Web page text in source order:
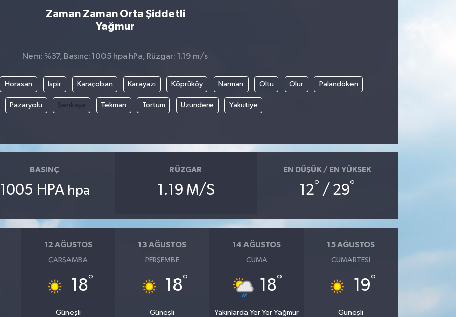
Zaman Zaman Orta Şiddetli
Yağmur
Nem: %37, Basınç: 1005 hpa hPa, Rüzgar: 1.19 m/s
Horasan İspir Karaçoban Karayazı Köprüköy Narman Oltu Olur Palandöken
Pazaryolu Şenkaya Tekman Tortum Uzundere Yakutiye
BASINÇ
1005 HPA hpa
RÜZGAR
1.19 M/S
EN DÜŞÜK / EN YÜKSEK
12° / 29°
12 AĞUSTOS
ÇARŞAMBA
18°
Güneşli
13 AĞUSTOS
PERŞEMBE
18°
Güneşli
14 AĞUSTOS
CUMA
18°
Yakınlarda Yer Yer Yağmur
15 AĞUSTOS
CUMARTESI
19°
Güneşli